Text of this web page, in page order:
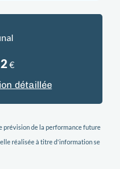
€
détaillée
prévision de la performance future
réalisée à titre d'information se